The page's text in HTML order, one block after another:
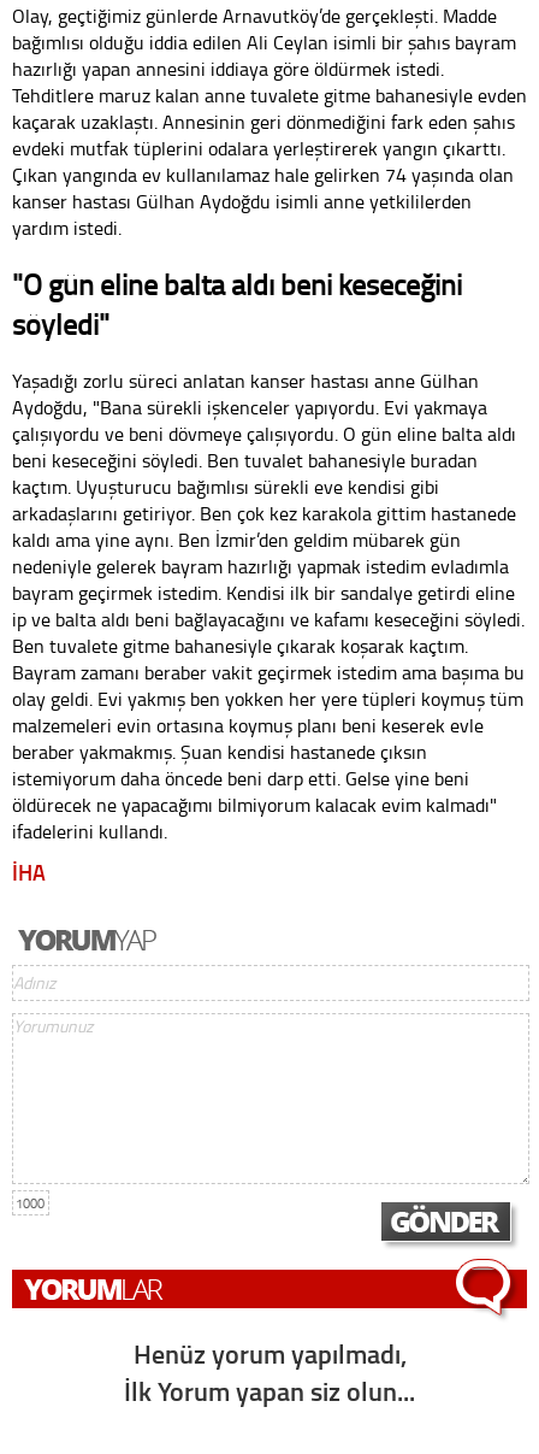
Olay, geçtiğimiz günlerde Arnavutköy’de gerçekleşti. Madde
bağımlısı olduğu iddia edilen Ali Ceylan isimli bir şahıs bayram
hazırlığı yapan annesini iddiaya göre öldürmek istedi.
Tehditlere maruz kalan anne tuvalete gitme bahanesiyle evden
kaçarak uzaklaştı. Annesinin geri dönmediğini fark eden şahıs
evdeki mutfak tüplerini odalara yerleştirerek yangın çıkarttı.
Çıkan yangında ev kullanılamaz hale gelirken 74 yaşında olan
kanser hastası Gülhan Aydoğdu isimli anne yetkililerden
yardım istedi.
"O gün eline balta aldı beni keseceğini
söyledi"
Yaşadığı zorlu süreci anlatan kanser hastası anne Gülhan
Aydoğdu, "Bana sürekli işkenceler yapıyordu. Evi yakmaya
çalışıyordu ve beni dövmeye çalışıyordu. O gün eline balta aldı
beni keseceğini söyledi. Ben tuvalet bahanesiyle buradan
kaçtım. Uyuşturucu bağımlısı sürekli eve kendisi gibi
arkadaşlarını getiriyor. Ben çok kez karakola gittim hastanede
kaldı ama yine aynı. Ben İzmir’den geldim mübarek gün
nedeniyle gelerek bayram hazırlığı yapmak istedim evladımla
bayram geçirmek istedim. Kendisi ilk bir sandalye getirdi eline
ip ve balta aldı beni bağlayacağını ve kafamı keseceğini söyledi.
Ben tuvalete gitme bahanesiyle çıkarak koşarak kaçtım.
Bayram zamanı beraber vakit geçirmek istedim ama başıma bu
olay geldi. Evi yakmış ben yokken her yere tüpleri koymuş tüm
malzemeleri evin ortasına koymuş planı beni keserek evle
beraber yakmakmış. Şuan kendisi hastanede çıksın
istemiyorum daha öncede beni darp etti. Gelse yine beni
öldürecek ne yapacağımı bilmiyorum kalacak evim kalmadı"
ifadelerini kullandı.
İHA
1000
Henüz yorum yapılmadı,
İlk Yorum yapan siz olun...